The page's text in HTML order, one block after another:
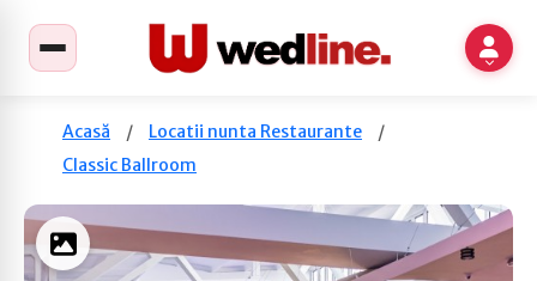
Acasă / Locatii nunta Restaurante
/
Classic Ballroom